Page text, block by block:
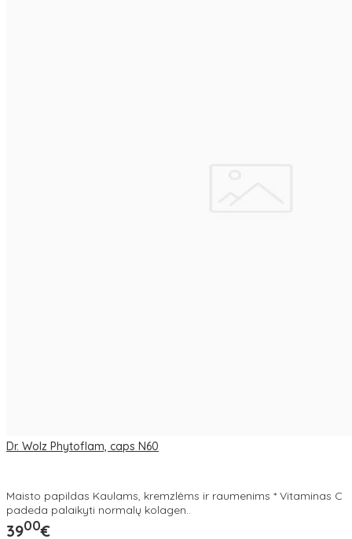
Dr. Wolz Phytoflam, caps N60
Maisto papildas Kaulams, kremzlėms ir raumenims * Vitaminas C
padeda palaikyti normalų kolagen..
3900€